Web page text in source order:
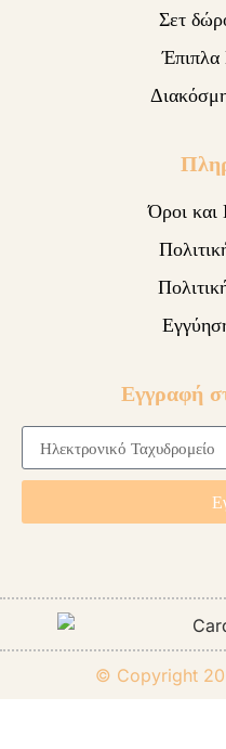
Σετ
Έπιπλα
Όροι και
Εγγραφή
© Copyright